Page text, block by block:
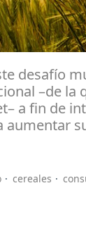
desafío
–de la
a fin de
aumentar
cereales